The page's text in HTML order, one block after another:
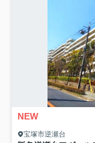
NEW
宝塚市逆瀬台